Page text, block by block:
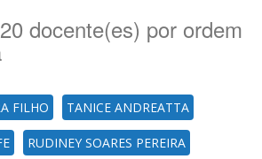
docente(es) por ordem
FILHO TANICE ANDREATTA
RUDINEY SOARES PEREIRA